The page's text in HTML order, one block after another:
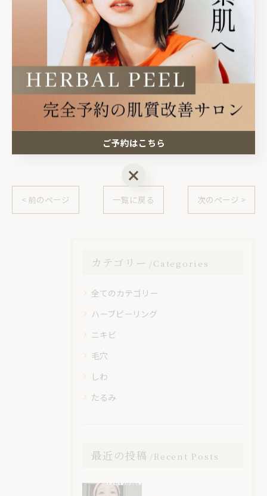
光陽台5丁目1-12グラフハイツA202
⏰14:30〜21:00
⚠️完全予約制
#宇都宮ニキビ #高根沢ニキビ #宇都宮エステ
< 前のページ 一覧に戻る 次のページ >
カテゴリー Categories
全てのカテゴリー
ハーブピーリング
ニキビ
毛穴
しわ
たるみ
最近の投稿 Recent Posts
ご予約はこちら
ご予約はこちら